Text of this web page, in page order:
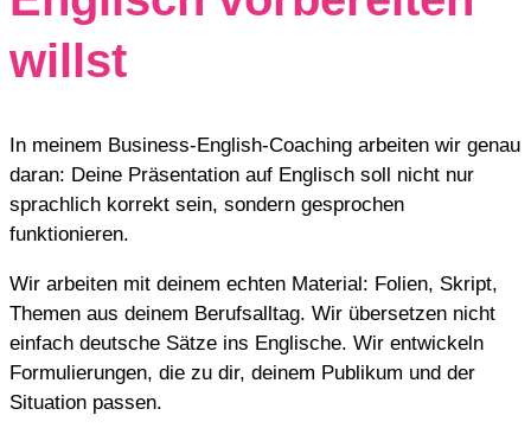
willst
In meinem Business-English-Coaching arbeiten wir genau
daran: Deine Präsentation auf Englisch soll nicht nur
sprachlich korrekt sein, sondern gesprochen
funktionieren.
Wir arbeiten mit deinem echten Material: Folien, Skript,
Themen aus deinem Berufsalltag. Wir übersetzen nicht
einfach deutsche Sätze ins Englische. Wir entwickeln
Formulierungen, die zu dir, deinem Publikum und der
Situation passen.